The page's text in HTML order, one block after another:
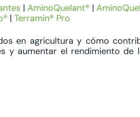
| AminoQuelant® |
| Terramin® Pro
en agricultura y cómo
y aumentar el rendimiento de